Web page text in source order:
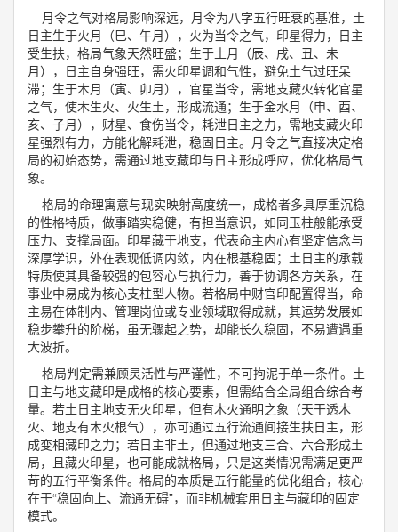
月令之气对格局影响深远，月令为八字五行旺衰的基准，土
日主生于火月（巳、午月），火为当令之气，印星得力，日主
受生扶，格局气象天然旺盛；生于土月（辰、戌、丑、未
月），日主自身强旺，需火印星调和气性，避免土气过旺呆
滞；生于木月（寅、卯月），官星当令，需地支藏火转化官星
之气，使木生火、火生土，形成流通；生于金水月（申、酉、
亥、子月），财星、食伤当令，耗泄日主之力，需地支藏火印
星强烈有力，方能化解耗泄，稳固日主。月令之气直接决定格
局的初始态势，需通过地支藏印与日主形成呼应，优化格局气
象。
格局的命理寓意与现实映射高度统一，成格者多具厚重沉稳
的性格特质，做事踏实稳健，有担当意识，如同玉柱般能承受
压力、支撑局面。印星藏于地支，代表命主内心有坚定信念与
深厚学识，外在表现低调内敛，内在根基稳固；土日主的承载
特质使其具备较强的包容心与执行力，善于协调各方关系，在
事业中易成为核心支柱型人物。若格局中财官印配置得当，命
主易在体制内、管理岗位或专业领域取得成就，其运势发展如
稳步攀升的阶梯，虽无骤起之势，却能长久稳固，不易遭遇重
大波折。
格局判定需兼顾灵活性与严谨性，不可拘泥于单一条件。土
日主与地支藏印是成格的核心要素，但需结合全局组合综合考
量。若土日主地支无火印星，但有木火通明之象（天干透木
火、地支有木火根气），亦可通过五行流通间接生扶日主，形
成变相藏印之力；若日主非土，但通过地支三合、六合形成土
局，且藏火印星，也可能成就格局，只是这类情况需满足更严
苛的五行平衡条件。格局的本质是五行能量的优化组合，核心
在于“稳固向上、流通无碍”，而非机械套用日主与藏印的固定
模式。